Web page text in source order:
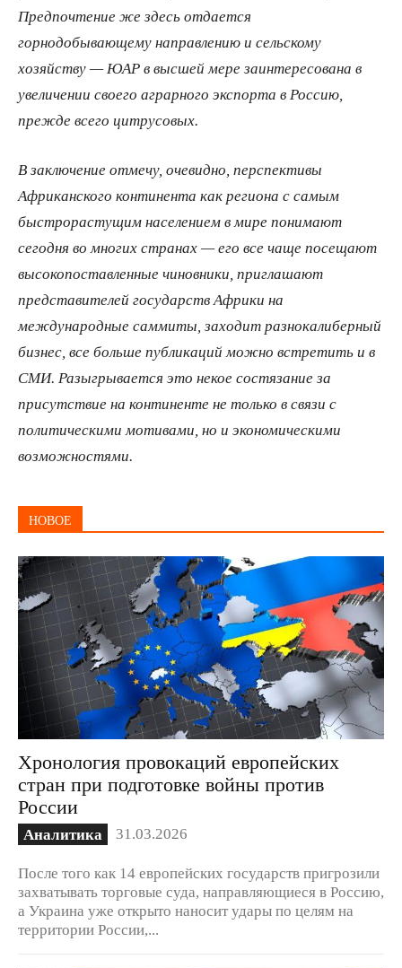
Предпочтение же здесь отдается
горнодобывающему направлению и сельскому
хозяйству — ЮАР в высшей мере заинтересована в
увеличении своего аграрного экспорта в Россию,
прежде всего цитрусовых.
В заключение отмечу, очевидно, перспективы
Африканского континента как региона с самым
быстрорастущим населением в мире понимают
сегодня во многих странах — его все чаще посещают
высокопоставленные чиновники, приглашают
представителей государств Африки на
международные саммиты, заходит разнокалиберный
бизнес, все больше публикаций можно встретить и в
СМИ. Разыгрывается это некое состязание за
присутствие на континенте не только в связи с
политическими мотивами, но и экономическими
возможностями.
НОВОЕ
Хронология провокаций европейских
стран при подготовке войны против
России
Аналитика 31.03.2026
После того как 14 европейских государств пригрозили
захватывать торговые суда, направляющиеся в Россию,
а Украина уже открыто наносит удары по целям на
территории России,...